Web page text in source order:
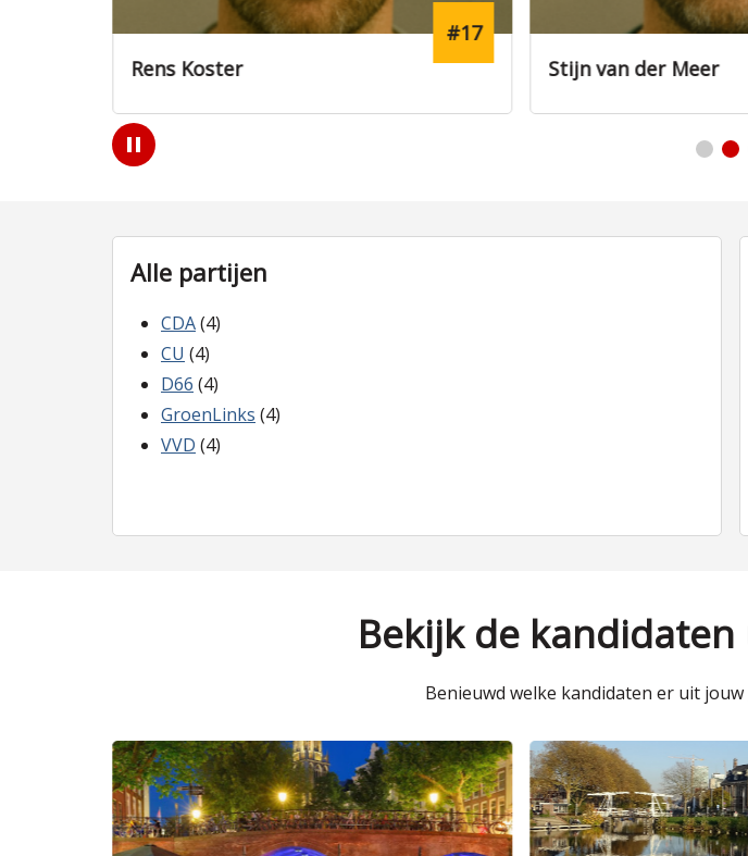
Stijn van der Meer
#19
Thijs Dekker
Play
/
Alle partijen
CDA(4)
CU (4)
D66 (4)
GroenLinks (4)
VVD (4)
Bekijk de
Benieuwd welke kandidaten er uit